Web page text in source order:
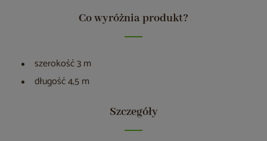
Co wyróżnia produkt?
szerokość 3 m
długość 4,5 m
Szczegóły